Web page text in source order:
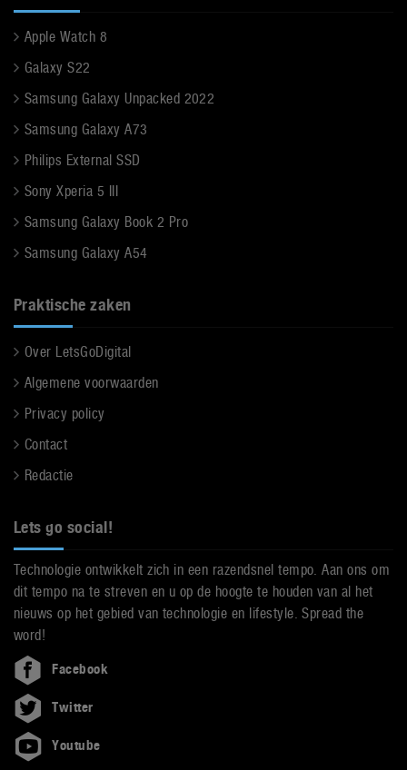
Apple Watch 8
Galaxy S22
Samsung Galaxy Unpacked 2022
Samsung Galaxy A73
Philips External SSD
Sony Xperia 5 III
Samsung Galaxy Book 2 Pro
Samsung Galaxy A54
Praktische zaken
Over LetsGoDigital
Algemene voorwaarden
Privacy policy
Contact
Redactie
Lets go social!
Technologie ontwikkelt zich in een razendsnel tempo. Aan ons om
dit tempo na te streven en u op de hoogte te houden van al het
nieuws op het gebied van technologie en lifestyle. Spread the
word!
Facebook
Twitter
Youtube